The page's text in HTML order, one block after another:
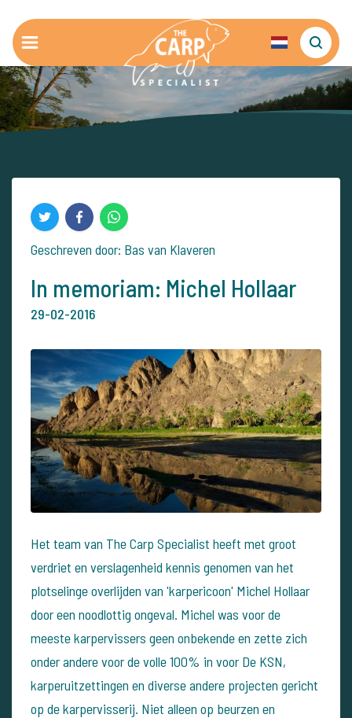
Geschreven door: Bas van Klaveren
In memoriam: Michel Hollaar
29-02-2016
Het team van The Carp Specialist heeft met groot
verdriet en verslagenheid kennis genomen van het
plotselinge overlijden van 'karpericoon' Michel Hollaar
door een noodlottig ongeval. Michel was voor de
meeste karpervissers geen onbekende en zette zich
onder andere voor de volle 100% in voor De KSN,
karperuitzettingen en diverse andere projecten gericht
op de karpervisserij. Niet alleen op beurzen en